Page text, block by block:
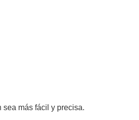
más fácil y precisa.